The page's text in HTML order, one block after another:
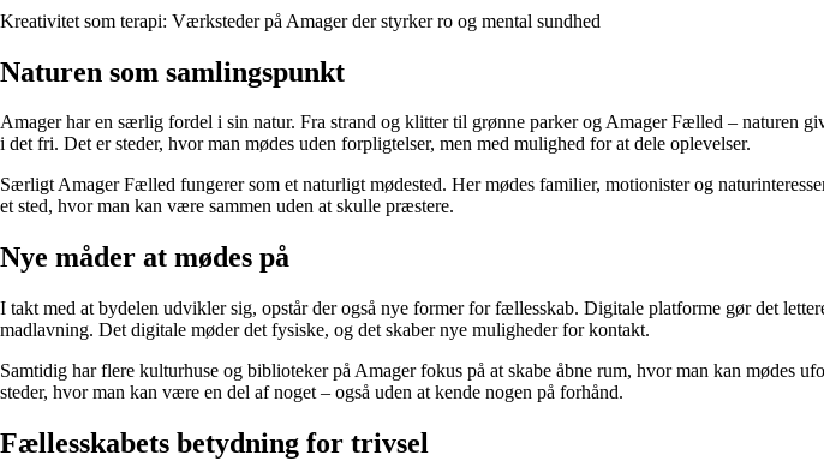
Kreativitet som terapi: Værksteder på Amager der styrker ro og mental sundhed
Naturen som samlingspunkt
Amager har en særlig fordel i sin natur. Fra strand og klitter til grønne parker og Amager Fælled – naturen
i det fri. Det er steder, hvor man mødes uden forpligtelser, men med mulighed for at dele oplevelser.
Særligt Amager Fælled fungerer som et naturligt mødested. Her mødes familier, motionister og
et sted, hvor man kan være sammen uden at skulle præstere.
Nye måder at mødes på
I takt med at bydelen udvikler sig, opstår der også nye former for fællesskab. Digitale platforme gør det
madlavning. Det digitale møder det fysiske, og det skaber nye muligheder for kontakt.
Samtidig har flere kulturhuse og biblioteker på Amager fokus på at skabe åbne rum, hvor man kan mødes
steder, hvor man kan være en del af noget – også uden at kende nogen på forhånd.
Fællesskabets betydning for trivsel